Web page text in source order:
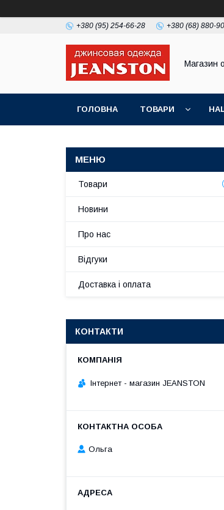
+380 (95) 254-66-28 +380 (68) 880-
Магазин
ГОЛОВНА ТОВАРИ
Товари
Новини
Про нас
Відгуки
Доставка і оплата
КОНТАКТИ
Інтернет - магазин JEANSTON
Ольга